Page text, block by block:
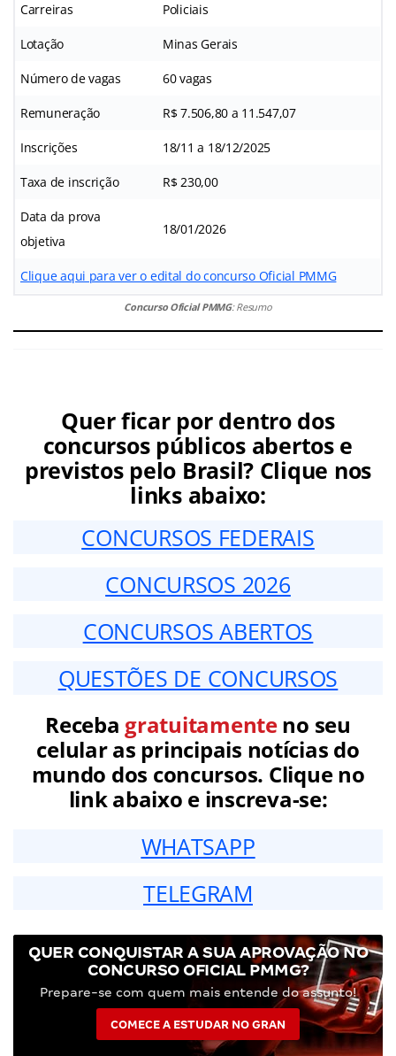
Carreiras Policiais
Lotação Minas Gerais
Número de vagas 60 vagas
Remuneração R$ 7.506,80 a 11.547,07
Inscrições 18/11 a 18/12/2025
Taxa de inscrição R$ 230,00
Data da prova
objetiva
18/01/2026
Clique aqui para ver o edital do concurso Oficial PMMG
Concurso Oficial PMMG: Resumo
Quer ficar por dentro dos
concursos públicos abertos e
previstos pelo Brasil? Clique nos
links abaixo:
CONCURSOS FEDERAIS
CONCURSOS 2026
CONCURSOS ABERTOS
QUESTÕES DE CONCURSOS
Receba gratuitamenteno seu
celular as principais notícias do
mundo dos concursos. Clique no
link abaixo e inscreva-se:
WHATSAPP
TELEGRAM
QUER CONQUISTAR A SUA APROVAÇÃO NO
CONCURSO OFICIAL PMMG?
Prepare-se com quem mais entende do assunto!
COMECE A ESTUDAR NO GRAN